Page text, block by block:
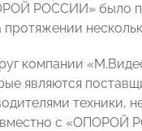
РОССИИ» было
протяжении
компании
являются
техники,
с «ОПОРОЙ